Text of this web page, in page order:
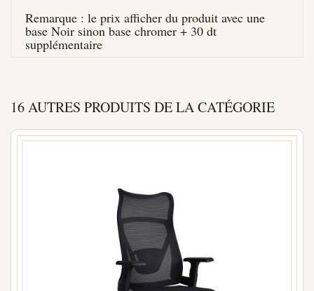
Remarque : le prix afficher du produit avec une
base Noir sinon base chromer + 30 dt
supplémentaire
16 AUTRES PRODUITS DE LA CATÉGORIE